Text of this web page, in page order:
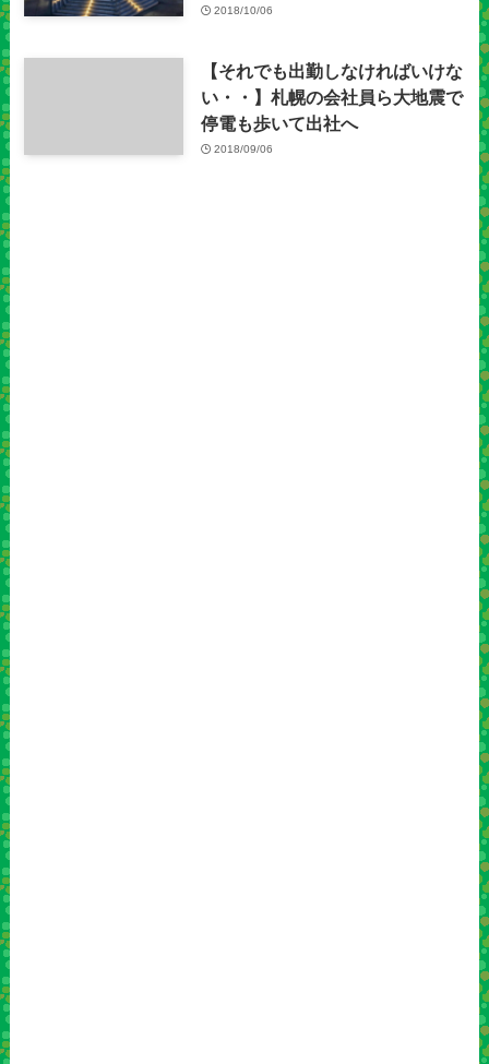
2018/10/06
【それでも出勤しなければいけな
い・・】札幌の会社員ら大地震で
停電も歩いて出社へ
2018/09/06